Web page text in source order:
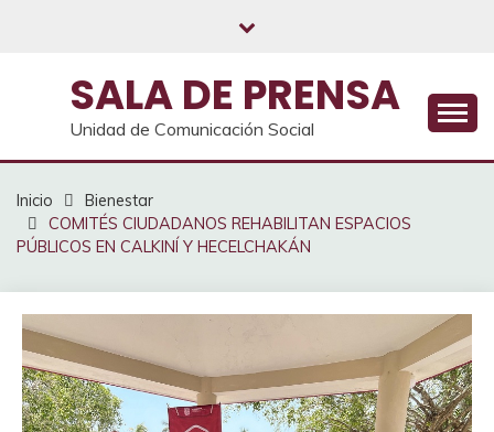
SALA DE PRENSA
Unidad de Comunicación Social
Inicio
Bienestar
COMITÉS CIUDADANOS REHABILITAN ESPACIOS
PÚBLICOS EN CALKINÍ Y HECELCHAKÁN